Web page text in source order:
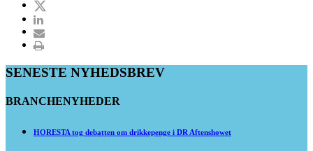
SENESTE NYHEDSBREV
BRANCHENYHEDER
HORESTA tog debatten om drikkepenge i DR Aftenshowet